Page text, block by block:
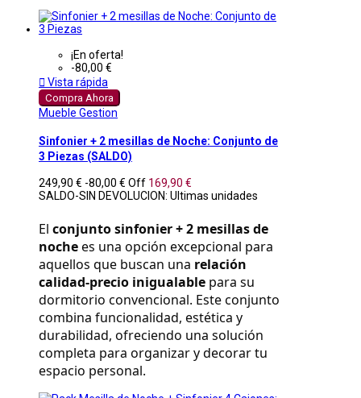
¡En oferta!
-80,00 €
 Vista rápida
Compra Ahora
Mueble Gestion
Sinfonier + 2 mesillas de Noche: Conjunto de
3 Piezas (SALDO)
249,90 € -80,00 € Off 169,90 €
SALDO-SIN DEVOLUCION: Ultimas unidades
El conjunto sinfonier + 2 mesillas de
noche es una opción excepcional para
aquellos que buscan una relación
calidad-precio inigualable para su
dormitorio convencional. Este conjunto
combina funcionalidad, estética y
durabilidad, ofreciendo una solución
completa para organizar y decorar tu
espacio personal.